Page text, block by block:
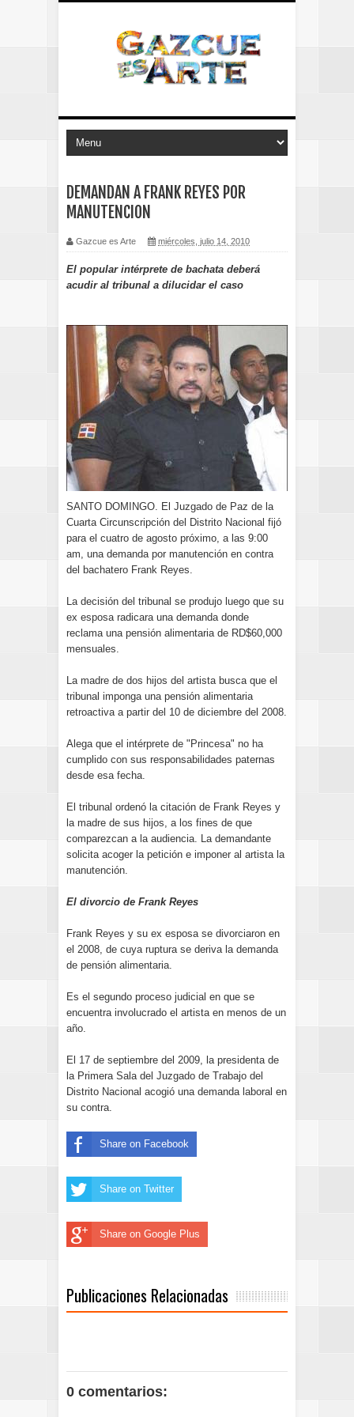
DEMANDAN A FRANK REYES POR
MANUTENCION
Gazcue es Arte miércoles, julio 14, 2010
El popular intérprete de bachata deberá
acudir al tribunal a dilucidar el caso
SANTO DOMINGO. El Juzgado de Paz de la
Cuarta Circunscripción del Distrito Nacional fijó
para el cuatro de agosto próximo, a las 9:00
am, una demanda por manutención en contra
del bachatero Frank Reyes.
La decisión del tribunal se produjo luego que su
ex esposa radicara una demanda donde
reclama una pensión alimentaria de RD$60,000
mensuales.
La madre de dos hijos del artista busca que el
tribunal imponga una pensión alimentaria
retroactiva a partir del 10 de diciembre del 2008.
Alega que el intérprete de "Princesa" no ha
cumplido con sus responsabilidades paternas
desde esa fecha.
El tribunal ordenó la citación de Frank Reyes y
la madre de sus hijos, a los fines de que
comparezcan a la audiencia. La demandante
solicita acoger la petición e imponer al artista la
manutención.
El divorcio de Frank Reyes
Frank Reyes y su ex esposa se divorciaron en
el 2008, de cuya ruptura se deriva la demanda
de pensión alimentaria.
Es el segundo proceso judicial en que se
encuentra involucrado el artista en menos de un
año.
El 17 de septiembre del 2009, la presidenta de
la Primera Sala del Juzgado de Trabajo del
Distrito Nacional acogió una demanda laboral en
su contra.
Share on Facebook
Share on Twitter
Share on Google Plus
Publicaciones Relacionadas
0 comentarios: